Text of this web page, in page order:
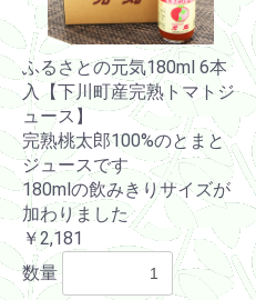
ふるさとの元気180ml 6本
入【下川町産完熟トマトジ
ュース】
完熟桃太郎100%のとまと
ジュースです
180mlの飲みきりサイズが
加わりました
￥2,181
数量